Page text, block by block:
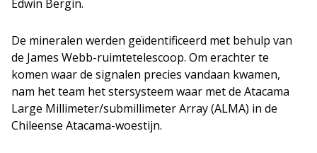
Edwin Bergin.
De mineralen werden geïdentificeerd met behulp van
de James Webb-ruimtetelescoop. Om erachter te
komen waar de signalen precies vandaan kwamen,
nam het team het stersysteem waar met de Atacama
Large Millimeter/submillimeter Array (ALMA) in de
Chileense Atacama-woestijn.